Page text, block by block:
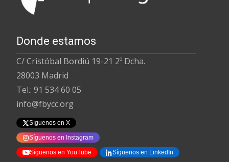
Donde estamos
C/ Cristóbal Bordiú 19-21 2º Dcha.
28003 Madrid
Tel.: 91 534 60 05
info@fbycc.org
Síguenos en X
Síguenos en Instagram
Síguenos en YouTube Síguenos en LinkedIn